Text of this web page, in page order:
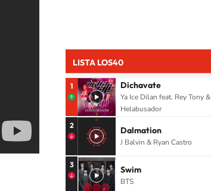
LISTA LOS40
1 Dichavate
Ya Ice Dilan feat. Rey Tony &
Helabusador
2 Dalmation
J Balvin & Ryan Castro
3 Swim
BTS